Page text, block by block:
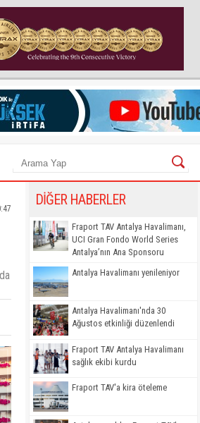
DİĞER HABERLER
Fraport TAV Antalya Havalimanı,
UCI Gran Fondo World Series
Antalya’nın Ana Sponsoru
Antalya Havalimanı yenileniyor
Antalya Havalimanı'nda 30
Ağustos etkinliği düzenlendi
Fraport TAV Antalya Havalimanı
sağlık ekibi kurdu
Fraport TAV'a kira öteleme